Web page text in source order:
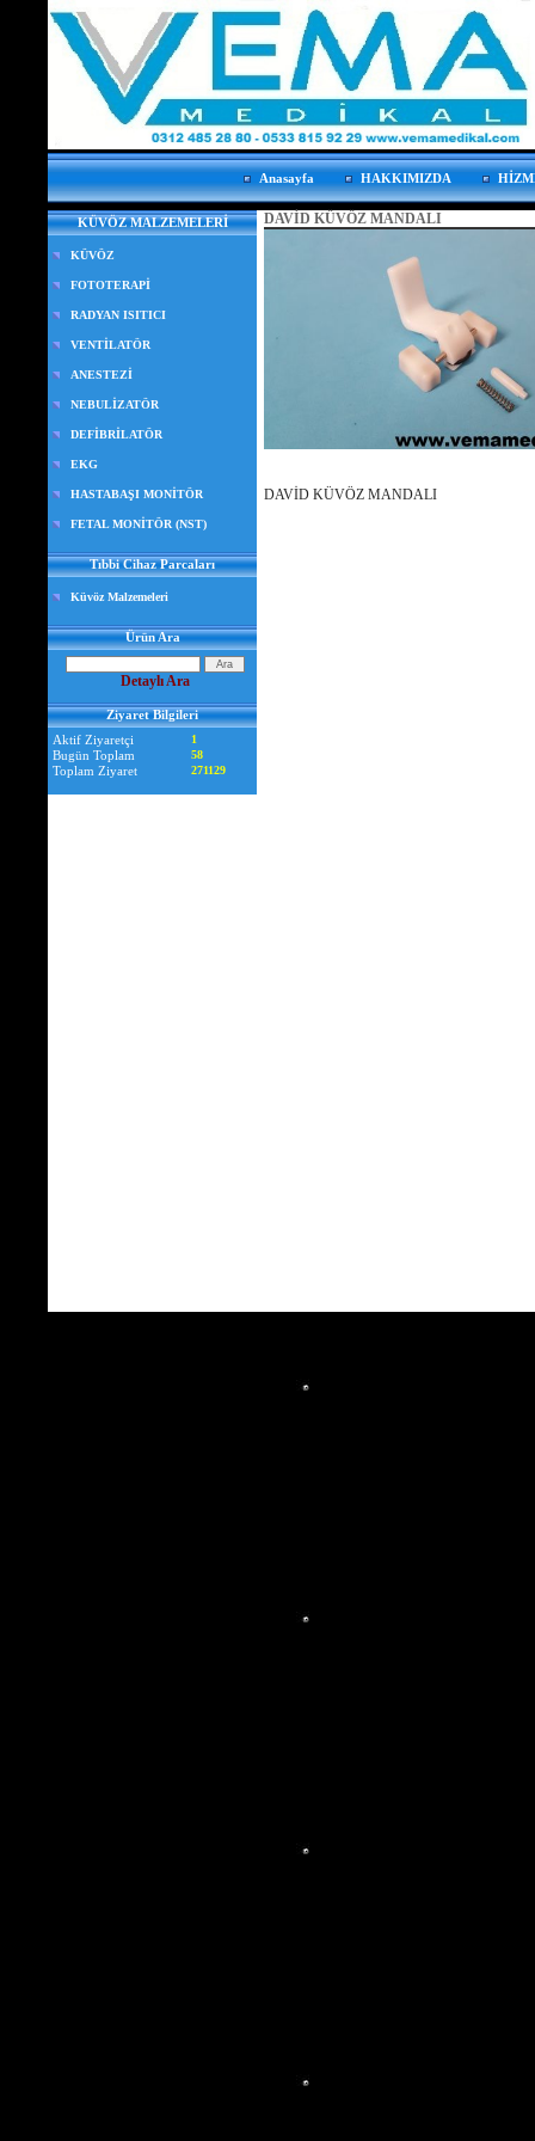
Anasayfa HAKKIMIZDA
KÜVÖZ MALZEMELERİ
KÜVÖZ
FOTOTERAPİ
RADYAN ISITICI
VENTİLATÖR
ANESTEZİ
NEBULİZATÖR
DEFİBRİLATÖR
EKG
HASTABAŞI MONİTÖR
FETAL MONİTÖR (NST)
Tıbbi Cihaz Parcaları
Küvöz Malzemeleri
Ürün Ara
Detaylı Ara
Ziyaret Bilgileri
Aktif Ziyaretçi
1
Bugün Toplam 58
Toplam Ziyaret 271129
DAVİD KÜVÖZ MANDALI
DAVİD KÜVÖZ MANDALI